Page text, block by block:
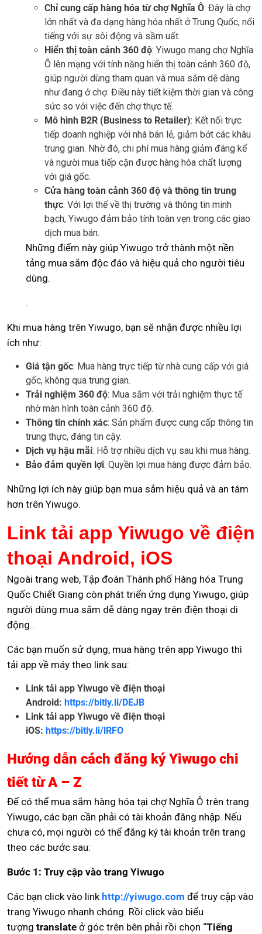
Chỉ cung cấp hàng hóa từ chợ Nghĩa Ô: Đây là chợ
lớn nhất và đa dạng hàng hóa nhất ở Trung Quốc, nổi
tiếng với sự sôi động và sầm uất.
Hiển thị toàn cảnh 360 độ: Yiwugo mang chợ Nghĩa
Ô lên mạng với tính năng hiển thị toàn cảnh 360 độ,
giúp người dùng tham quan và mua sắm dễ dàng
như đang ở chợ. Điều này tiết kiệm thời gian và công
sức so với việc đến chợ thực tế.
Mô hình B2R (Business to Retailer): Kết nối trực
tiếp doanh nghiệp với nhà bán lẻ, giảm bớt các khâu
trung gian. Nhờ đó, chi phí mua hàng giảm đáng kể
và người mua tiếp cận được hàng hóa chất lượng
với giá gốc.
Cửa hàng toàn cảnh 360 độ và thông tin trung
thực: Với lợi thế về thị trường và thông tin minh
bạch, Yiwugo đảm bảo tính toàn vẹn trong các giao
dịch mua bán.
Những điểm này giúp Yiwugo trở thành một nền
tảng mua sắm độc đáo và hiệu quả cho người tiêu
dùng.
.
Khi mua hàng trên Yiwugo, bạn sẽ nhận được nhiều lợi
ích như:
Giá tận gốc: Mua hàng trực tiếp từ nhà cung cấp với giá
gốc, không qua trung gian.
Trải nghiệm 360 độ: Mua sắm với trải nghiệm thực tế
nhờ màn hình toàn cảnh 360 độ.
Thông tin chính xác: Sản phẩm được cung cấp thông tin
trung thực, đáng tin cậy.
Dịch vụ hậu mãi: Hỗ trợ nhiều dịch vụ sau khi mua hàng.
Bảo đảm quyền lợi: Quyền lợi mua hàng được đảm bảo.
Những lợi ích này giúp bạn mua sắm hiệu quả và an tâm
hơn trên Yiwugo.
Link tải app Yiwugo về điện
thoại Android, iOS
Ngoài trang web, Tập đoàn Thành phố Hàng hóa Trung
Quốc Chiết Giang còn phát triển ứng dụng Yiwugo, giúp
người dùng mua sắm dễ dàng ngay trên điện thoại di
động..
Các bạn muốn sử dụng, mua hàng trên app Yiwugo thì
tải app về máy theo link sau:
Link tải app Yiwugo về điện thoại
Android: https://bitly.li/DEJB
Link tải app Yiwugo về điện thoại
iOS: https://bitly.li/lRFO
Hướng dẫn cách đăng ký Yiwugo chi
tiết từ A – Z
Để có thể mua sắm hàng hóa tại chợ Nghĩa Ô trên trang
Yiwugo, các bạn cần phải có tài khoản đăng nhập. Nếu
chưa có, mọi người có thể đăng ký tài khoản trên trang
theo các bước sau:
Bước 1: Truy cập vào trang Yiwugo
Các bạn click vào link http://yiwugo.com để truy cập vào
trang Yiwugo nhanh chóng. Rồi click vào biểu
tượng translate ở góc trên bên phải rồi chọn “Tiếng